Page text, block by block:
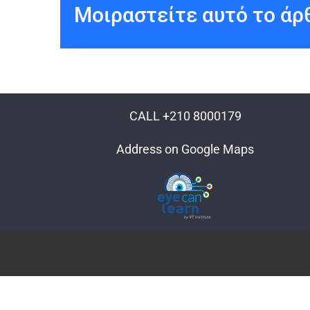
Μοιραστείτε αυτό το
CALL +210 8000179
Address on Google Maps